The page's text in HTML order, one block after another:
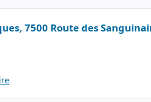
7500 Route des